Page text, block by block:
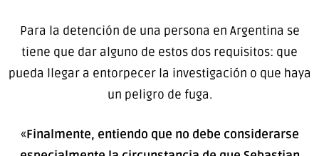
Para la detención de una persona en Argentina se
tiene que dar alguno de estos dos requisitos: que
pueda llegar a entorpecer la investigación o que haya
un peligro de fuga.
«Finalmente, entiendo que no debe considerarse